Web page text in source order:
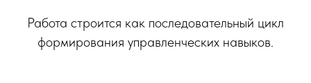
Работа строится как последовательный цикл
формирования управленческих навыков.